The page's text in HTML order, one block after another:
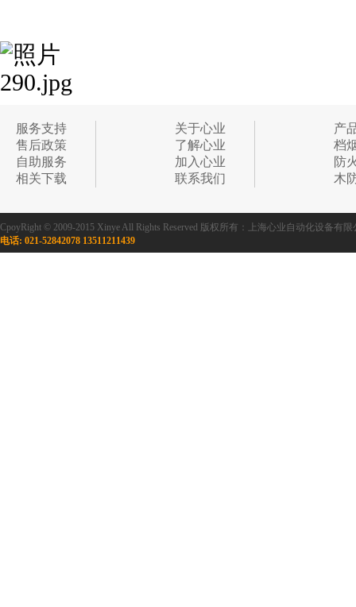
服务支持
售后政策
自助服务
相关下载
关于心业
了解心业
加入心业
联系我们
产
档
防
木
CpoyRight © 2009-2015 Xinye All Rights Reserved 版权所有：上海心业自动化设备有
电话: 021-52842078 13511211439